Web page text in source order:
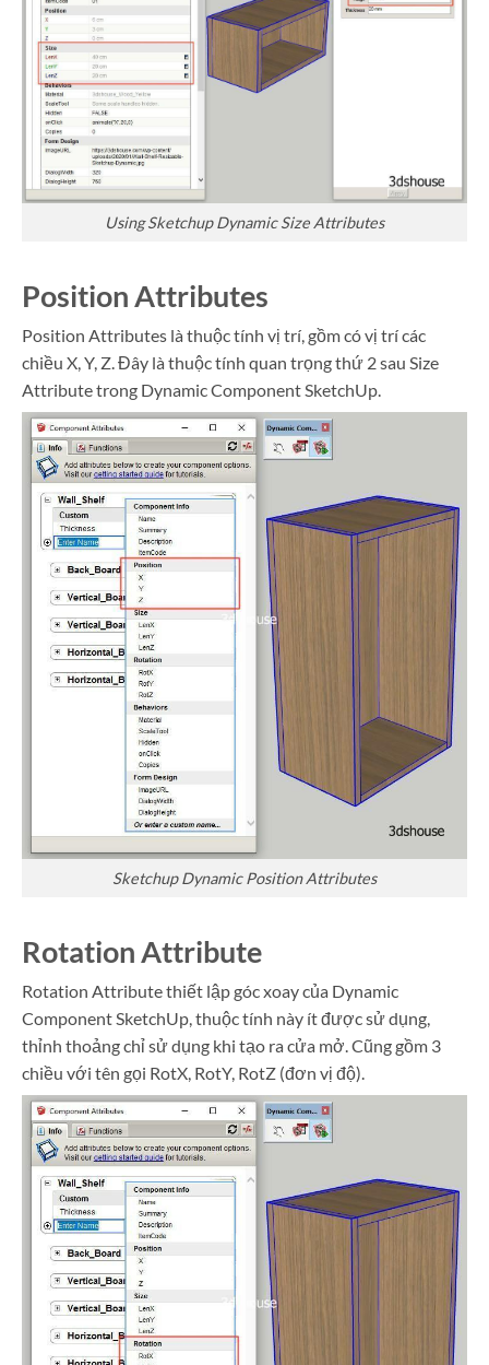
Using Sketchup Dynamic Size Attributes
Position Attributes
Position Attributes là thuộc tính vị trí, gồm có vị trí các
chiều X, Y, Z. Đây là thuộc tính quan trọng thứ 2 sau Size
Attribute trong Dynamic Component SketchUp.
Sketchup Dynamic Position Attributes
Rotation Attribute
Rotation Attribute thiết lập góc xoay của Dynamic
Component SketchUp, thuộc tính này ít được sử dụng,
thỉnh thoảng chỉ sử dụng khi tạo ra cửa mở. Cũng gồm 3
chiều với tên gọi RotX, RotY, RotZ (đơn vị độ).